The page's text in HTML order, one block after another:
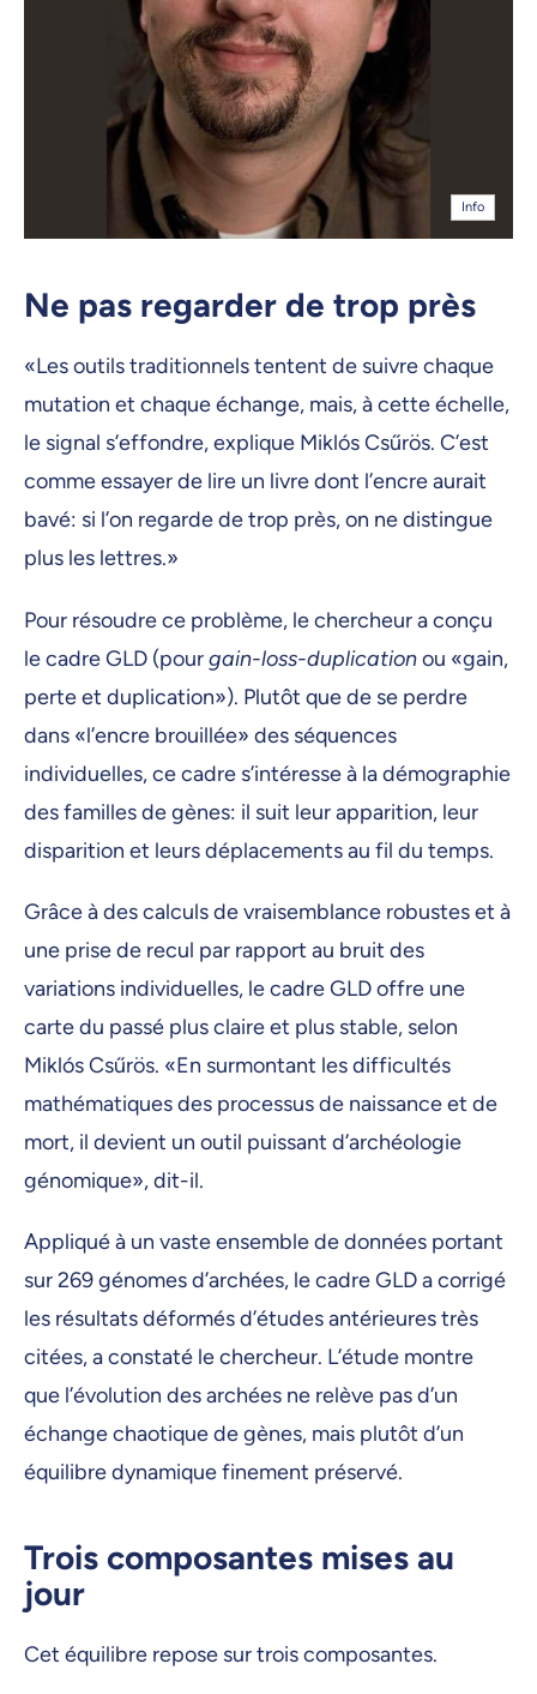
Info
Ne pas regarder de trop près
«Les outils traditionnels tentent de suivre chaque
mutation et chaque échange, mais, à cette échelle,
le signal s’effondre, explique Miklós Csűrös. C’est
comme essayer de lire un livre dont l’encre aurait
bavé: si l’on regarde de trop près, on ne distingue
plus les lettres.»
Pour résoudre ce problème, le chercheur a conçu
le cadre GLD (pourgain-loss-duplicationou «gain,
perte et duplication»). Plutôt que de se perdre
dans «l’encre brouillée» des séquences
individuelles, ce cadre s’intéresse à la démographie
des familles de gènes: il suit leur apparition, leur
disparition et leurs déplacements au fil du temps.
Grâce à des calculs de vraisemblance robustes et à
une prise de recul par rapport au bruit des
variations individuelles, le cadre GLD offre une
carte du passé plus claire et plus stable, selon
Miklós Csűrös. «En surmontant les difficultés
mathématiques des processus de naissance et de
mort, il devient un outil puissant d’archéologie
génomique», dit-il.
Appliqué à un vaste ensemble de données portant
sur 269 génomes d’archées, le cadre GLD a corrigé
les résultats déformés d’études antérieures très
citées, a constaté le chercheur. L’étude montre
que l’évolution des archées ne relève pas d’un
échange chaotique de gènes, mais plutôt d’un
équilibre dynamique finement préservé.
Trois composantes mises au
jour
Cet équilibre repose sur trois composantes.